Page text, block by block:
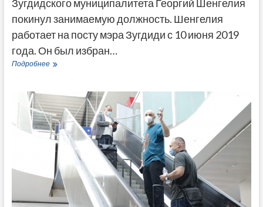
Зугдидского муниципалитета Георгий Шенгелия
покинул занимаемую должность. Шенгелия
работает на посту мэра Зугдиди с 10 июня 2019
года. Он был избран…
ПодробнееМэр
в
отставку